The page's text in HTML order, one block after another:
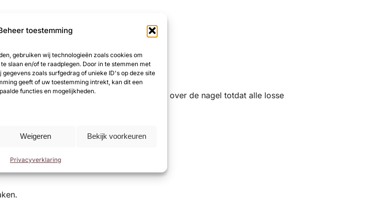
toestemming
gebruiken wij technologieën zoals cookies om
slaan en/of te raadplegen. Door in te stemmen met
zoals surfgedrag of unieke ID's op deze site
geeft of uw toestemming intrekt, kan dit een
functies en mogelijkheden.
Weigeren Bekijk voorkeuren
Privacyverklaring
LED.
/ 1 minuut LED.
in de glitter en poets deze gelijkmatig over de nagel totdat alle losse
seconden LED
uitharden.